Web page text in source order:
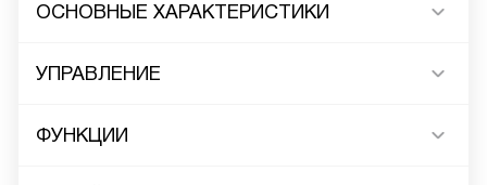
ОСНОВНЫЕ ХАРАКТЕРИСТИКИ
УПРАВЛЕНИЕ
ФУНКЦИИ